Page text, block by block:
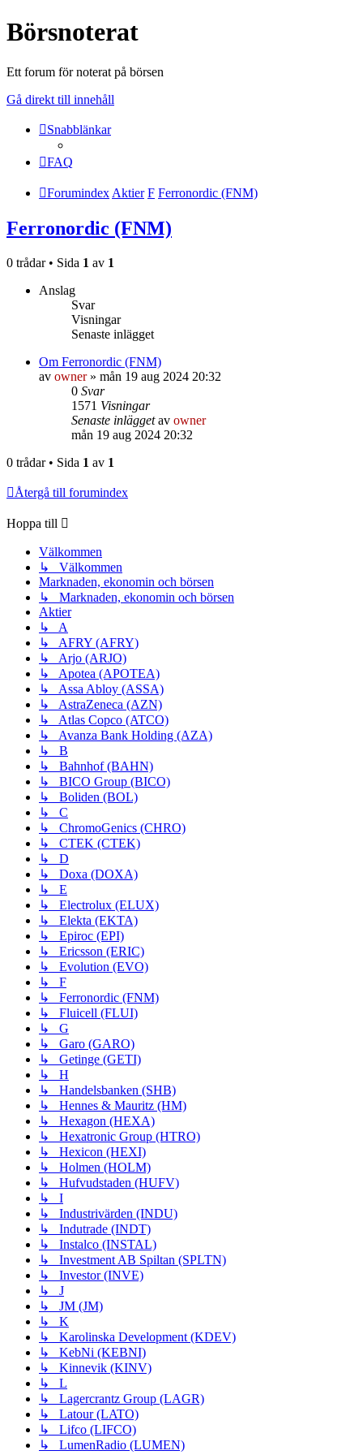
Börsnoterat
Ett forum för noterat på börsen
Gå direkt till innehåll
Snabblänkar
FAQ
Forumindex Aktier F Ferronordic (FNM)
Ferronordic (FNM)
0 trådar • Sida 1 av 1
Anslag
Svar
Visningar
Senaste inlägget
Om Ferronordic (FNM)
av owner» mån 19 aug 2024 20:32
0 Svar
1571 Visningar
Senaste inläggetav owner
mån 19 aug 2024 20:32
0 trådar • Sida 1 av 1
Återgå till forumindex
Hoppa till
Välkommen
↳ Välkommen
Marknaden, ekonomin och börsen
↳ Marknaden, ekonomin och börsen
Aktier
↳ A
↳ AFRY (AFRY)
↳ Arjo (ARJO)
↳ Apotea (APOTEA)
↳ Assa Abloy (ASSA)
↳ AstraZeneca (AZN)
↳ Atlas Copco (ATCO)
↳ Avanza Bank Holding (AZA)
↳ B
↳ Bahnhof (BAHN)
↳ BICO Group (BICO)
↳ Boliden (BOL)
↳ C
↳ ChromoGenics (CHRO)
↳ CTEK (CTEK)
↳ D
↳ Doxa (DOXA)
↳ E
↳ Electrolux (ELUX)
↳ Elekta (EKTA)
↳ Epiroc (EPI)
↳ Ericsson (ERIC)
↳ Evolution (EVO)
↳ F
↳ Ferronordic (FNM)
↳ Fluicell (FLUI)
↳ G
↳ Garo (GARO)
↳ Getinge (GETI)
↳ H
↳ Handelsbanken (SHB)
↳ Hennes & Mauritz (HM)
↳ Hexagon (HEXA)
↳ Hexatronic Group (HTRO)
↳ Hexicon (HEXI)
↳ Holmen (HOLM)
↳ Hufvudstaden (HUFV)
↳ I
↳ Industrivärden (INDU)
↳ Indutrade (INDT)
↳ Instalco (INSTAL)
↳ Investment AB Spiltan (SPLTN)
↳ Investor (INVE)
↳ J
↳ JM (JM)
↳ K
↳ Karolinska Development (KDEV)
↳ KebNi (KEBNI)
↳ Kinnevik (KINV)
↳ L
↳ Lagercrantz Group (LAGR)
↳ Latour (LATO)
↳ Lifco (LIFCO)
↳ LumenRadio (LUMEN)